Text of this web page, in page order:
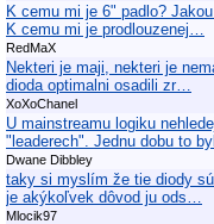
K cemu mi je 6" padlo?
K cemu mi je prodlouzenej…
RedMaX
Nekteri je maji, nekteri je
dioda optimalni osadili zr…
XoXoChanel
U mainstreamu logiku
"leaderech". Jednu dobu to
Dwane Dibbley
taky si myslím že tie diody
je akýkoľvek dôvod ju ods…
Mlocik97